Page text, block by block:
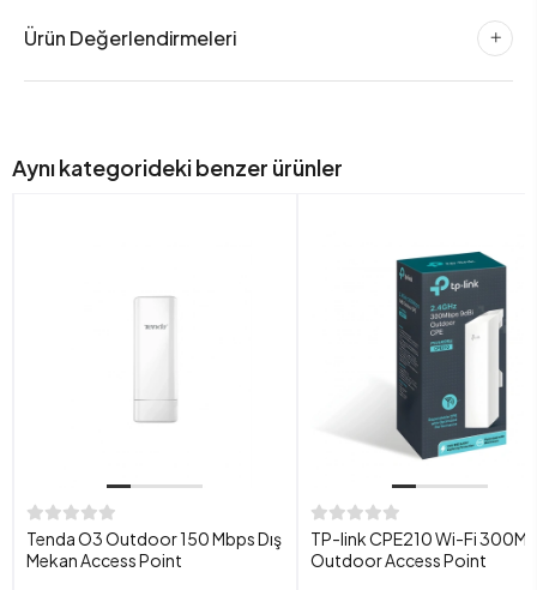
Ürün Değerlendirmeleri
Aynı kategorideki benzer ürünler
Tenda O3 Outdoor 150 Mbps Dış
Mekan Access Point
TP-link CPE210 Wi-Fi
Outdoor Access Point